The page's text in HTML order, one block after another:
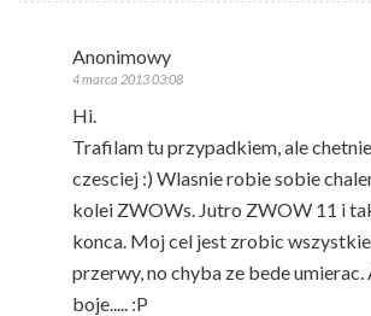
Anonimowy
4 marca 2013 03:08
Hi.
Trafilam tu przypadkiem, ale
czesciej :) Wlasnie robie sobie
kolei ZWOWs. Jutro ZWOW 11 i
konca. Moj cel jest zrobic
przerwy, no chyba ze bede
boje..... :P